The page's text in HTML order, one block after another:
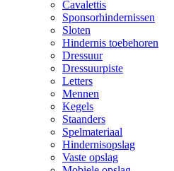
Cavalettis
Sponsorhindernissen
Sloten
Hindernis toebehoren
Dressuur
Dressuurpiste
Letters
Mennen
Kegels
Staanders
Spelmateriaal
Hindernisopslag
Vaste opslag